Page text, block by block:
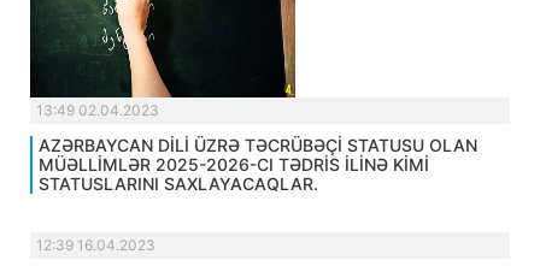
13:49 02.04.2023
AZƏRBAYCAN DİLİ ÜZRƏ TƏCRÜBƏÇİ STATUSU OLAN
MÜƏLLİMLƏR 2025-2026-CI TƏDRİS İLİNƏ KİMİ
STATUSLARINI SAXLAYACAQLAR.
12:39 16.04.2023